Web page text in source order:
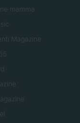
mamma
Magazine